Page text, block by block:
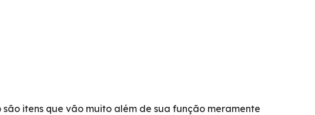
itens que vão muito além de sua função meramente